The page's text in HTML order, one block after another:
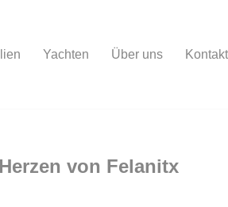
Yachten Über uns Kontakt
von Felanitx